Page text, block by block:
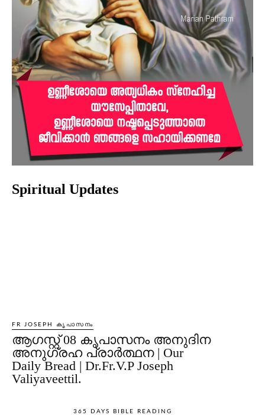
Spiritual Updates
FR JOSEPH കൃപാസനം
ആഗസ്റ്റ് 08 കൃപാസനം അനുദിന
അനുഗ്രഹ പ്രാർത്ഥന | Our
Daily Bread | Dr.Fr.V.P Joseph
Valiyaveettil.
365 DAYS BIBLE READING